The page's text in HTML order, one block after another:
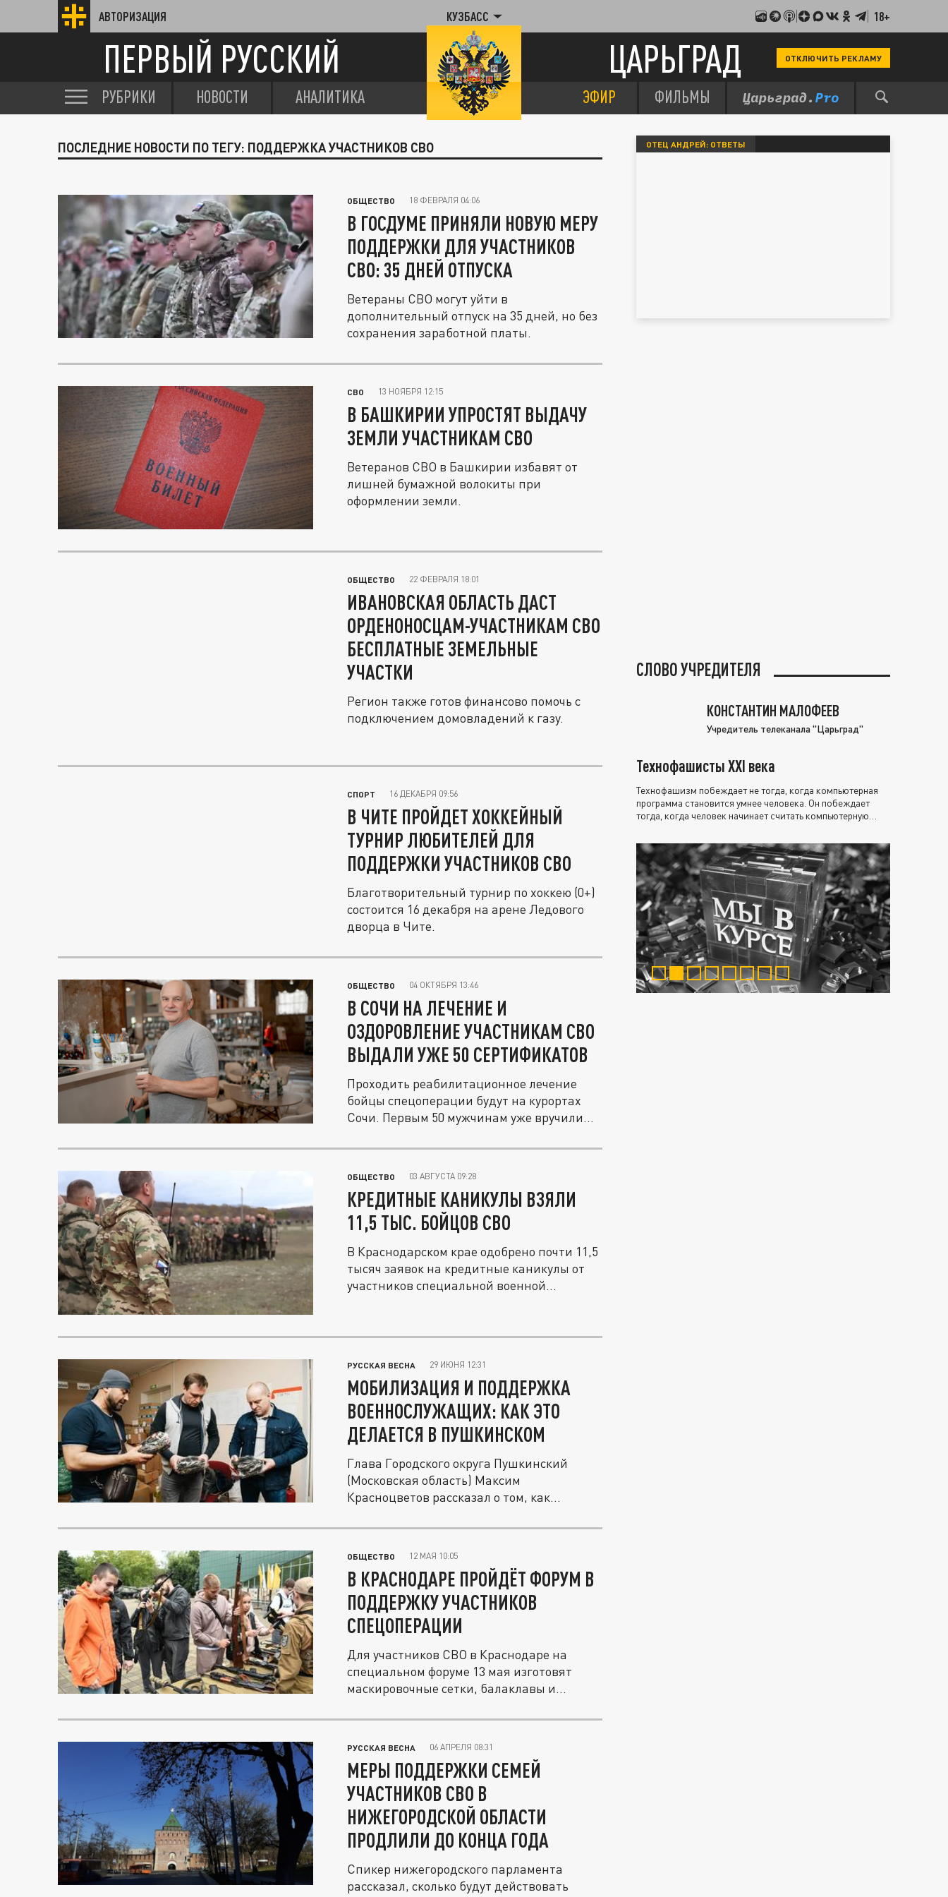
АВТОРИЗАЦИЯ КУЗБАСС 18+
ПЕРВЫЙ РУССКИЙ ЦАРЬГРАД ОТКЛЮЧИТЬ РЕКЛАМУ
РУБРИКИ НОВОСТИ АНАЛИТИКА ЭФИР ФИЛЬМЫ
ПОСЛЕДНИЕ НОВОСТИ ПО ТЕГУ: ПОДДЕРЖКА УЧАСТНИКОВ СВО
ОБЩЕСТВО 18 ФЕВРАЛЯ 04:06
В ГОСДУМЕ ПРИНЯЛИ НОВУЮ МЕРУ
ПОДДЕРЖКИ ДЛЯ УЧАСТНИКОВ
СВО: 35 ДНЕЙ ОТПУСКА
Ветераны СВО могут уйти в
дополнительный отпуск на 35 дней, но без
сохранения заработной платы.
СВО 13 НОЯБРЯ 12:15
В БАШКИРИИ УПРОСТЯТ ВЫДАЧУ
ЗЕМЛИ УЧАСТНИКАМ СВО
Ветеранов СВО в Башкирии избавят от
лишней бумажной волокиты при
оформлении земли.
ОБЩЕСТВО 22 ФЕВРАЛЯ 18:01
ИВАНОВСКАЯ ОБЛАСТЬ ДАСТ
ОРДЕНОНОСЦАМ-УЧАСТНИКАМ СВО
БЕСПЛАТНЫЕ ЗЕМЕЛЬНЫЕ
УЧАСТКИ
Регион также готов финансово помочь с
подключением домовладений к газу.
СПОРТ 16 ДЕКАБРЯ 09:56
В ЧИТЕ ПРОЙДЕТ ХОККЕЙНЫЙ
ТУРНИР ЛЮБИТЕЛЕЙ ДЛЯ
ПОДДЕРЖКИ УЧАСТНИКОВ СВО
Благотворительный турнир по хоккею (0+)
состоится 16 декабря на арене Ледового
дворца в Чите.
ОБЩЕСТВО 04 ОКТЯБРЯ 13:46
В СОЧИ НА ЛЕЧЕНИЕ И
ОЗДОРОВЛЕНИЕ УЧАСТНИКАМ СВО
ВЫДАЛИ УЖЕ 50 СЕРТИФИКАТОВ
Проходить реабилитационное лечение
бойцы спецоперации будут на курортах
Сочи. Первым 50 мужчинам уже вручили...
ОБЩЕСТВО 03 АВГУСТА 09:28
КРЕДИТНЫЕ КАНИКУЛЫ ВЗЯЛИ
11,5 ТЫС. БОЙЦОВ СВО
В Краснодарском крае одобрено почти 11,5
тысяч заявок на кредитные каникулы от
участников специальной военной...
РУССКАЯ ВЕСНА 29 ИЮНЯ 12:31
МОБИЛИЗАЦИЯ И ПОДДЕРЖКА
ВОЕННОСЛУЖАЩИХ: КАК ЭТО
ДЕЛАЕТСЯ В ПУШКИНСКОМ
Глава Городского округа Пушкинский
(Московская область) Максим
Красноцветов рассказал о том, как
ОБЩЕСТВО 12 МАЯ 10:05
В КРАСНОДАРЕ ПРОЙДЁТ ФОРУМ В
ПОДДЕРЖКУ УЧАСТНИКОВ
СПЕЦОПЕРАЦИИ
Для участников СВО в Краснодаре на
специальном форуме 13 мая изготовят
маскировочные сетки, балаклавы и...
РУССКАЯ ВЕСНА 06 АПРЕЛЯ 08:31
МЕРЫ ПОДДЕРЖКИ СЕМЕЙ
УЧАСТНИКОВ СВО В
НИЖЕГОРОДСКОЙ ОБЛАСТИ
ПРОДЛИЛИ ДО КОНЦА ГОДА
Спикер нижегородского парламента
рассказал, сколько будут действовать
ОТЕЦ АНДРЕЙ: ОТВЕТЫ
СЛОВО УЧРЕДИТЕЛЯ
КОНСТАНТИН МАЛОФЕЕВ
Учредитель телеканала "Царьград"
Технофашисты XXI века
Технофашизм побеждает не тогда, когда компьютерная
программа становится умнее человека. Он побеждает
тогда, когда человек начинает считать компьютерную